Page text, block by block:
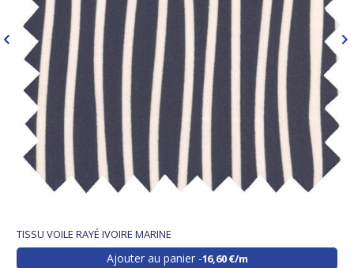
TISSU VOILE RAYÉ IVOIRE MARINE
Ajouter au panier 16,60 €/m